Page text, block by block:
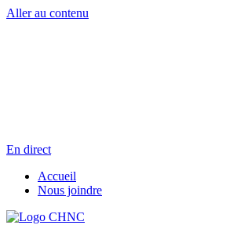
Aller au contenu
En direct
Accueil
Nous joindre